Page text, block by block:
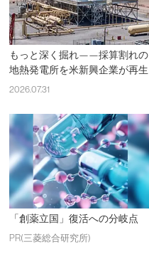
もっと深く掘れ——採算割れの
地熱発電所を米新興企業が再生
2026.07.31
「創薬立国」復活への分岐点
PR(三菱総合研究所)